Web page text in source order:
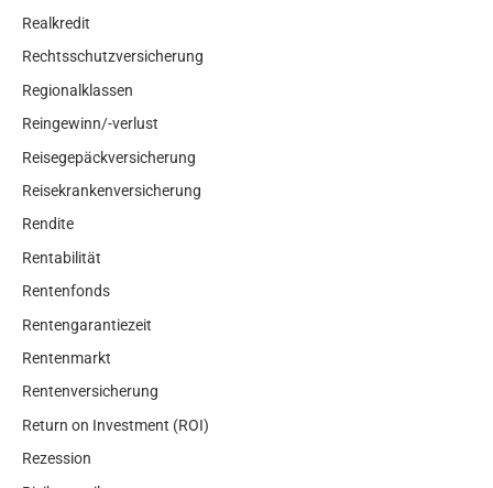
Realkredit
Rechtsschutzversicherung
Regionalklassen
Reingewinn/-verlust
Reisegepäckversicherung
Reisekrankenversicherung
Rendite
Rentabilität
Rentenfonds
Rentengarantiezeit
Rentenmarkt
Rentenversicherung
Return on Investment (ROI)
Rezession